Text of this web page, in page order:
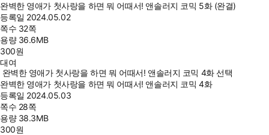
완벽한 영애가 첫사랑을 하면 뭐 어때서! 앤솔러지 코믹 5화 (완결)
등록일 2024.05.02
쪽수 32쪽
용량 36.6MB
300원
대여
완벽한 영애가 첫사랑을 하면 뭐 어때서! 앤솔러지 코믹 4화 선택
완벽한 영애가 첫사랑을 하면 뭐 어때서! 앤솔러지 코믹 4화
등록일 2024.05.03
쪽수 28쪽
용량 38.3MB
300원